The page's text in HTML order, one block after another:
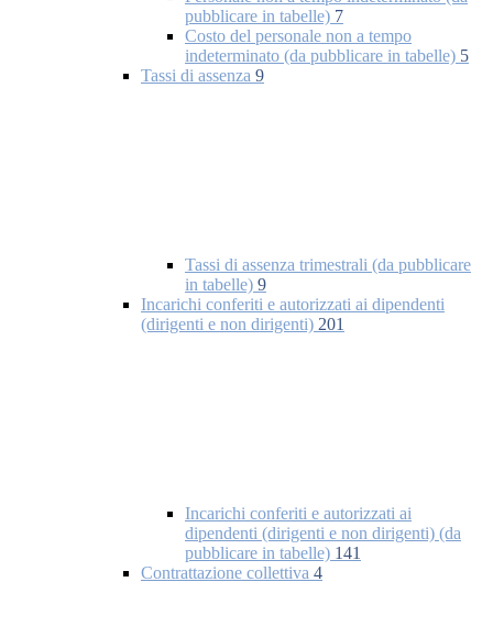
pubblicare in tabelle) 7
Costo del personale non a tempo
indeterminato (da pubblicare in tabelle) 5
Tassi di assenza 9
Tassi di assenza trimestrali (da pubblicare
in tabelle) 9
Incarichi conferiti e autorizzati ai dipendenti
(dirigenti e non dirigenti) 201
Incarichi conferiti e autorizzati ai
dipendenti (dirigenti e non dirigenti) (da
pubblicare in tabelle) 141
Contrattazione collettiva 4